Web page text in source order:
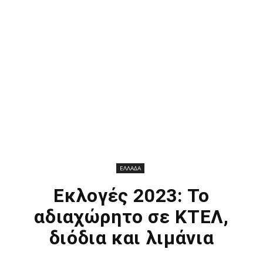
ΕΛΛΑΔΑ
Εκλογές 2023: Το
αδιαχώρητο σε ΚΤΕΛ,
διόδια και λιμάνια